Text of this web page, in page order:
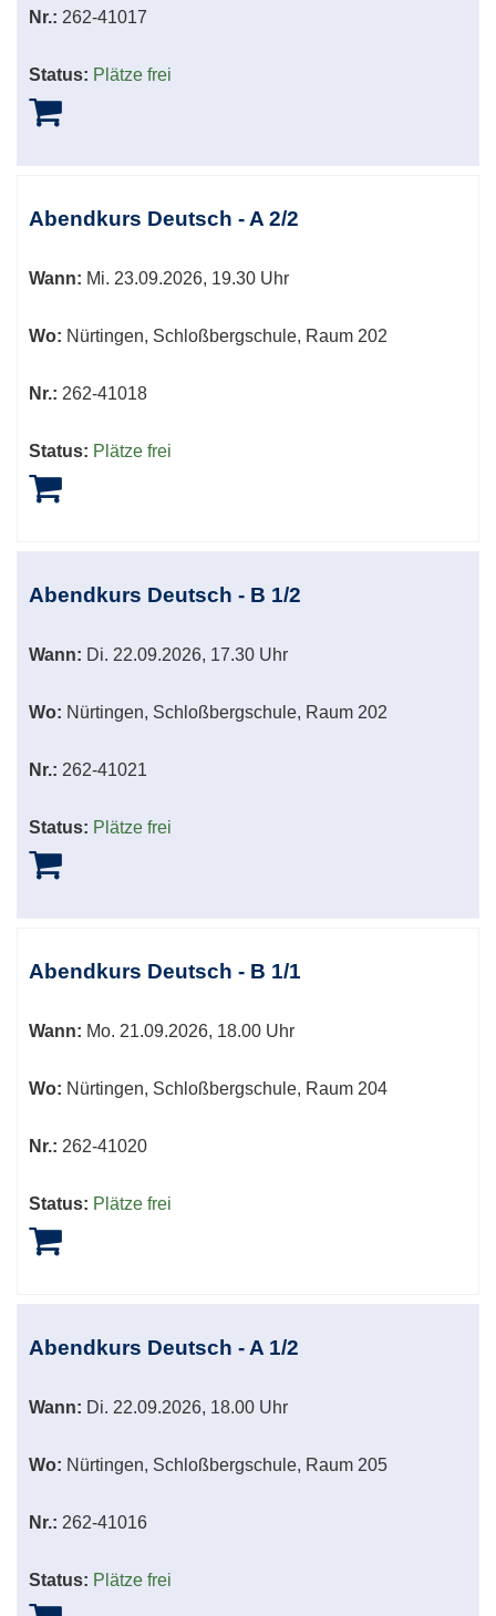
Nr.: 262-41017
Status: Plätze frei
Abendkurs Deutsch - A 2/2
Wann: Mi. 23.09.2026, 19.30 Uhr
Wo: Nürtingen, Schloßbergschule, Raum 202
Nr.: 262-41018
Status: Plätze frei
Abendkurs Deutsch - B 1/2
Wann: Di. 22.09.2026, 17.30 Uhr
Wo: Nürtingen, Schloßbergschule, Raum 202
Nr.: 262-41021
Status: Plätze frei
Abendkurs Deutsch - B 1/1
Wann: Mo. 21.09.2026, 18.00 Uhr
Wo: Nürtingen, Schloßbergschule, Raum 204
Nr.: 262-41020
Status: Plätze frei
Abendkurs Deutsch - A 1/2
Wann: Di. 22.09.2026, 18.00 Uhr
Wo: Nürtingen, Schloßbergschule, Raum 205
Nr.: 262-41016
Status: Plätze frei